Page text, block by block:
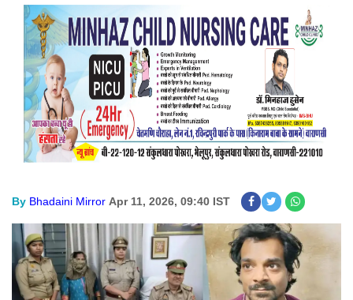
By Bhadaini Mirror Apr 11, 2026, 09:40 IST